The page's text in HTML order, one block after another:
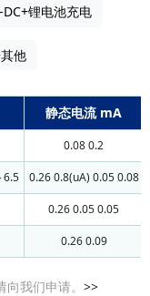
DC+锂电池充电
他
静态电流 mA
0.08 0.2
6.5 0.26 0.8(uA) 0.05 0.08
0.26 0.05 0.05
0.26 0.09
我们申请。 >>